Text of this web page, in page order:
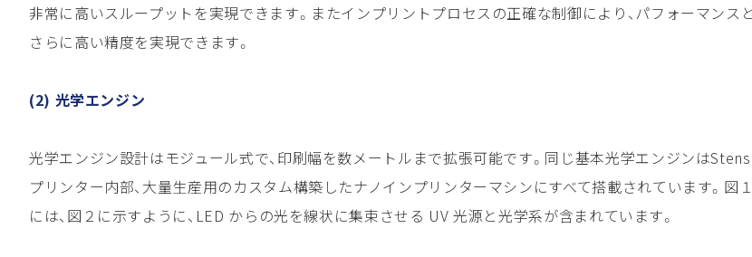
非常に高いスループットを実現できます。またインプリントプロセスの正確な制御により、パフォーマンス
さらに高い精度を実現できます。
(2) 光学エンジン
光学エンジン設計はモジュール式で、印刷幅を数メートルまで拡張可能です。同じ基本光学エンジンは
プリンター内部、大量生産用のカスタム構築したナノインプリンターマシンにすべて搭載されています。図
には、図２に示すように、LED からの光を線状に集束させる UV 光源と光学系が含まれています。